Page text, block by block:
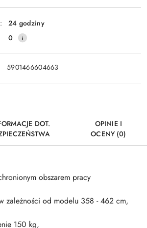
Wyślij
24 godziny
0
5901466604663
DOT.
OPINIE I
OCENY (0)
obszarem pracy
zależności od modelu 358 - 462 cm,
150 kg,